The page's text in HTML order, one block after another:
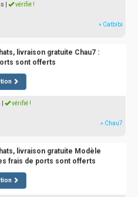
vérifié !
» Catbibi
livraison gratuite Chau7 :
sont offerts
vérifié !
» Chau7
livraison gratuite Modèle
frais de ports sont offerts